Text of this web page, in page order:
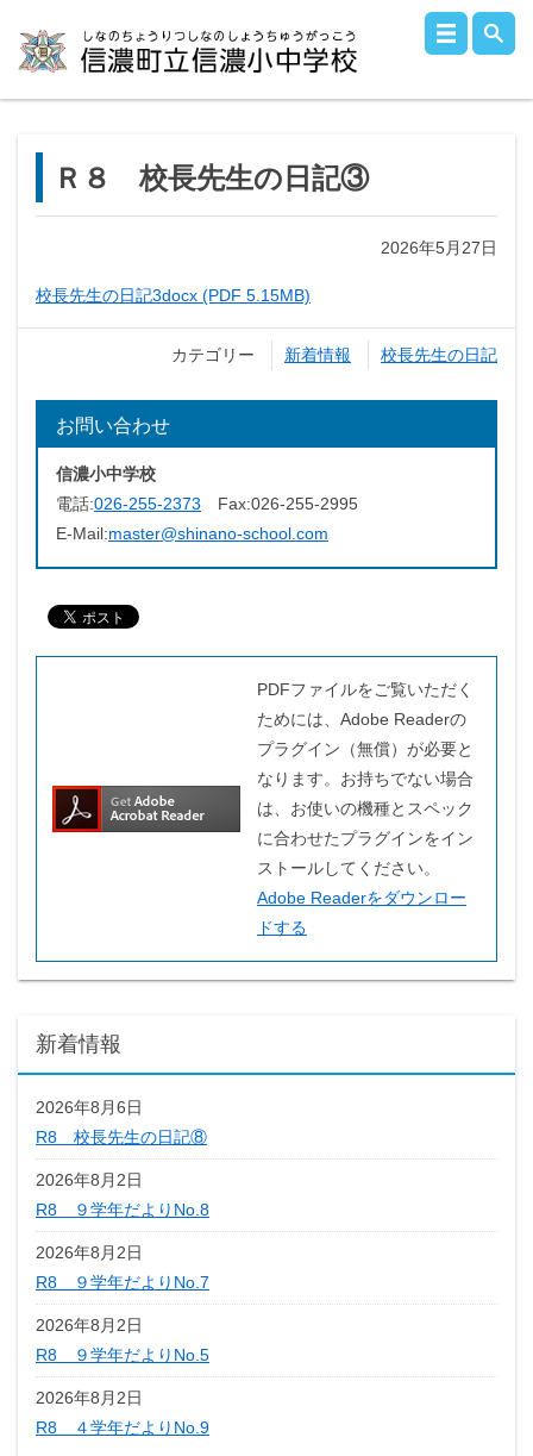
Ｒ８ 校長先生の日記③
2026年5月27日
校長先生の日記3docx (PDF 5.15MB)
カテゴリー 新着情報 校長先生の日記
お問い合わせ
信濃小中学校
電話:026-255-2373 Fax:026-255-2995
E-Mail:master@shinano-school.com
PDFファイルをご覧いただく
ためには、Adobe Readerの
プラグイン（無償）が必要と
なります。お持ちでない場合
は、お使いの機種とスペック
に合わせたプラグインをイン
ストールしてください。
Adobe Readerをダウンロー
ドする
新着情報
2026年8月6日
R8 校長先生の日記⑧
2026年8月2日
R8 ９学年だよりNo.8
2026年8月2日
R8 ９学年だよりNo.7
2026年8月2日
R8 ９学年だよりNo.5
2026年8月2日
R8 ４学年だよりNo.9